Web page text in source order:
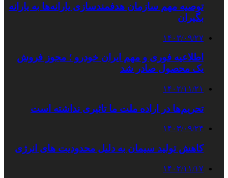
توصیه مهم سازمان هدفمندسازی یارانه‌ها به یارانه
بگیران
۱۴۰۳/۰۹/۲۷
اطلاعیه فوری و مهم ایران خودرو ؛ مجوز فروش
یک محصول صادر شد
۱۴۰۲/۱۱/۲۱
تحریم‌ها در اراده ملت ما تاثیری نداشته است
۱۴۰۳/۰۹/۲۴
کاهش تولید سیمان به دلیل محدودیت های انرژی
۱۴۰۲/۱۱/۱۷